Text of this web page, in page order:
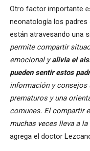
Otro factor importante
neonatología los
están atravesando una
permite compartir
emocional yalivia el
pueden sentir estos
información y consejos
prematuros y una
comunes. El compartir
muchas veces lleva a
agrega el doctor